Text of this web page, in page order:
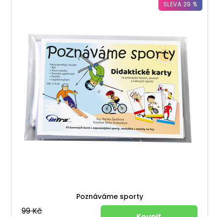
SLEVA 29 %
Poznáváme sporty
99 Kč